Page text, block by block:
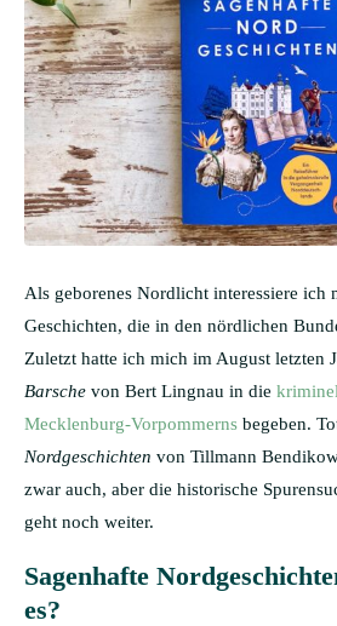
Als geborenes Nordlicht interessiere ich
Geschichten, die in den nördlichen
Zuletzt hatte ich mich im August letzten
Barsche von Bert Lingnau in die
Mecklenburg-Vorpommerns begeben.
Nordgeschichten von Tillmann
zwar auch, aber die historische
geht noch weiter.
Sagenhafte
es?